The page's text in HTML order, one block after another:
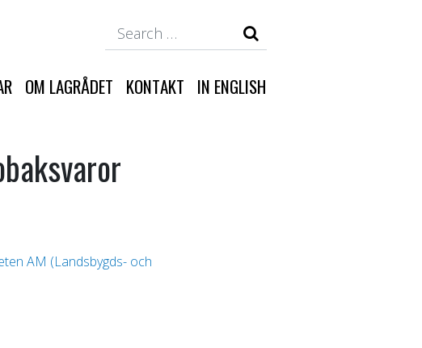
OM LAGRÅDET KONTAKT IN ENGLISH
AM (Landsbygds- och